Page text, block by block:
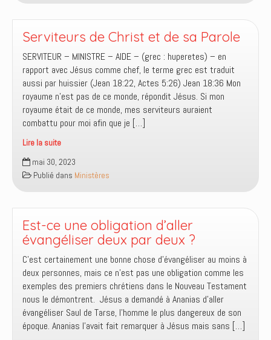
Éphésiens
4:11
des
pasteurs
riches
?
Serviteurs de Christ et de sa Parole
SERVITEUR – MINISTRE – AIDE – (grec : huperetes) – en
rapport avec Jésus comme chef, le terme grec est traduit
aussi par huissier (Jean 18:22, Actes 5:26) Jean 18:36 Mon
royaume n’est pas de ce monde, répondit Jésus. Si mon
royaume était de ce monde, mes serviteurs auraient
combattu pour moi afin que je […]
Lire la suite
Serviteurs
de
Christ
de
sa
Parole
mai 30, 2023
Publié dans Ministères
Est-ce une obligation d’aller
évangéliser deux par deux ?
C’est certainement une bonne chose d’évangéliser au moins à
deux personnes, mais ce n’est pas une obligation comme les
exemples des premiers chrétiens dans le Nouveau Testament
nous le démontrent. Jésus a demandé à Ananias d’aller
évangéliser Saul de Tarse, l’homme le plus dangereux de son
époque. Ananias l’avait fait remarquer à Jésus mais sans […]